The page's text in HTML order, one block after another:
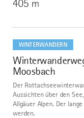
405 m
WINTERWANDERN
8
Moosbach
Der
Aussichten über den
Allgäuer Alpen. Der
werden.
dazu